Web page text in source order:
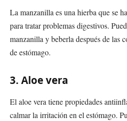
La manzanilla es una hierba que se
para tratar problemas digestivos.
manzanilla y beberla después de las
de estómago.
3. Aloe vera
El aloe vera tiene propiedades
calmar la irritación en el estómago.